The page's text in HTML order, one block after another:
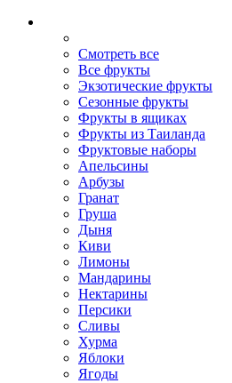
Смотреть все
Все фрукты
Экзотические фрукты
Сезонные фрукты
Фрукты в ящиках
Фрукты из Таиланда
Фруктовые наборы
Апельсины
Арбузы
Гранат
Груша
Дыня
Киви
Лимоны
Мандарины
Нектарины
Персики
Сливы
Хурма
Яблоки
Ягоды